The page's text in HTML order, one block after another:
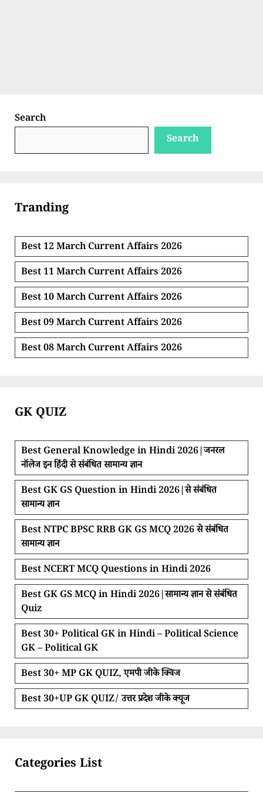
Search
Search
Tranding
Best 12 March Current Affairs 2026
Best 11 March Current Affairs 2026
Best 10 March Current Affairs 2026
Best 09 March Current Affairs 2026
Best 08 March Current Affairs 2026
GK QUIZ
Best General Knowledge in Hindi 2026|जनरल
नॉलेज इन हिंदी से संबंधित सामान्य ज्ञान
Best GK GS Question in Hindi 2026|से संबंधित
सामान्य ज्ञान
Best NTPC BPSC RRB GK GS MCQ 2026 से संबंधित
सामान्य ज्ञान
Best NCERT MCQ Questions in Hindi 2026
Best GK GS MCQ in Hindi 2026|सामान्य ज्ञान से संबंधित
Quiz
Best 30+ Political GK in Hindi – Political Science
GK – Political GK
Best 30+ MP GK QUIZ, एमपी जीके क्विज
Best 30+UP GK QUIZ/ उत्तर प्रदेश जीके क्यूज
Categories List